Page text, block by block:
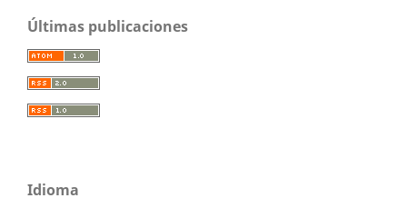
Últimas publicaciones
Idioma